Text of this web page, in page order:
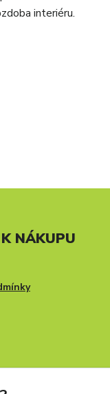
interiéru.
NÁKUPU